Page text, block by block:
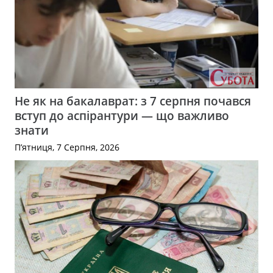
Не як на бакалаврат: з 7 серпня почався
вступ до аспірантури — що важливо
знати
П’ятниця, 7 Серпня, 2026